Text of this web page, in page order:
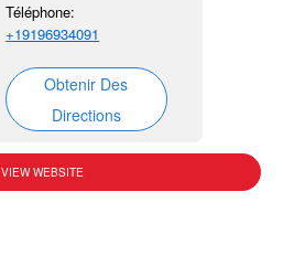
Téléphone:
+19196934091
Obtenir Des
Directions
VIEW WEBSITE